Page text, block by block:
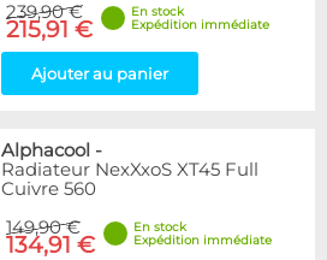
239,90 €
215,91 €
En stock
Expédition immédiate
Ajouter au panier
Alphacool -
Radiateur NexXxoS XT45 Full
Cuivre 560
149,90 €
134,91 €
En stock
Expédition immédiate